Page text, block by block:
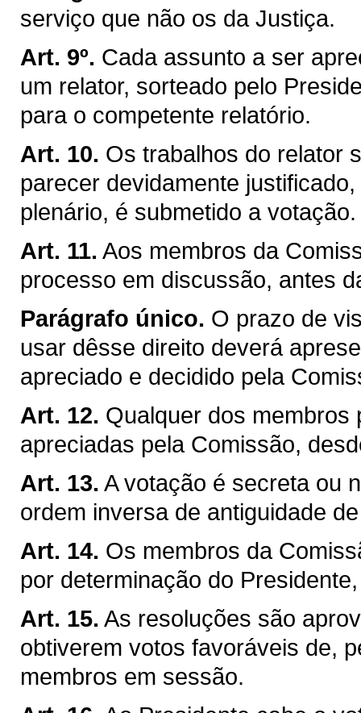
serviço que não os da Justiça.
Art. 9º. Cada assunto a ser
um relator, sorteado pelo
para o competente relatório.
Art. 10. Os trabalhos do relator
parecer devidamente
plenário, é submetido a votação.
Art. 11. Aos membros da
processo em discussão, antes
Parágrafo único. O prazo de
usar dêsse direito deverá
apreciado e decidido pela
Art. 12. Qualquer dos membros
apreciadas pela Comissão,
Art. 13. A votação é secreta ou
ordem inversa de antiguidade
Art. 14. Os membros da
por determinação do
Art. 15. As resoluções são
obtiverem votos favoráveis de,
membros em sessão.